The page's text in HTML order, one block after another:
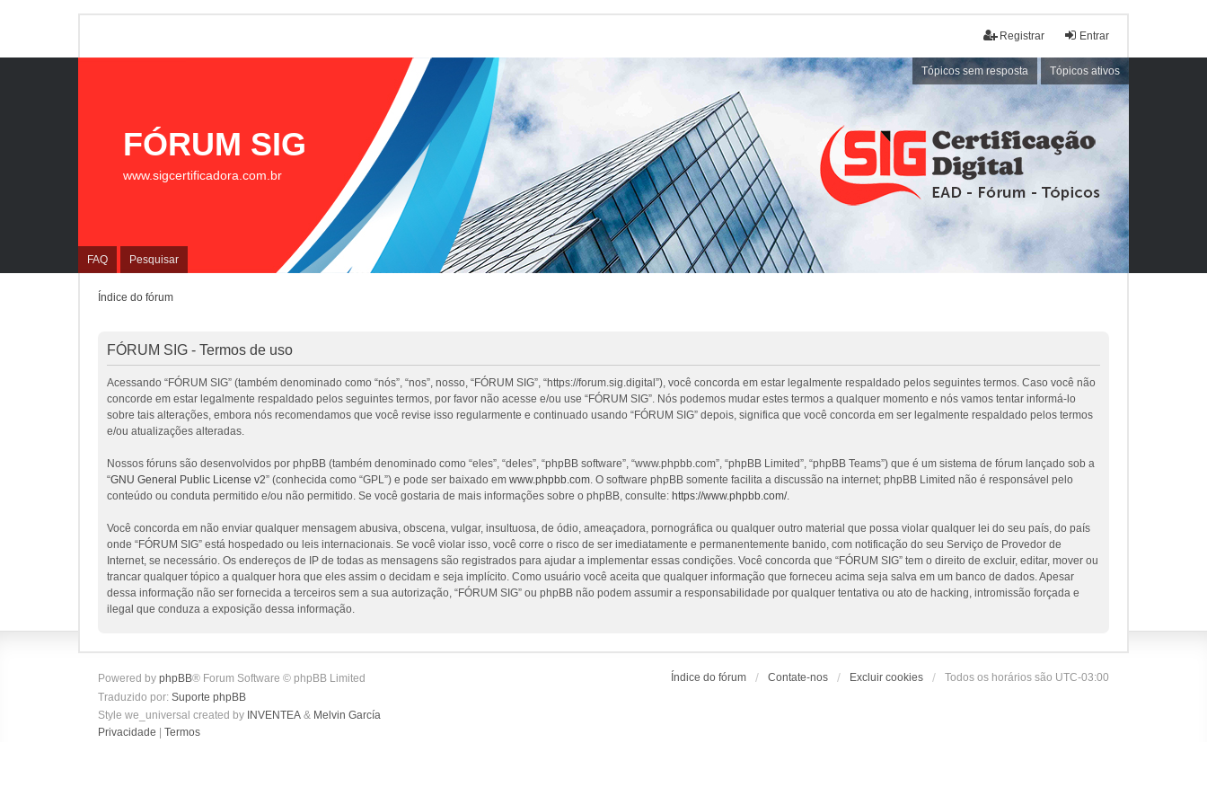
Entrar
Registrar
Tópicos sem resposta Tópicos ativos
FAQ Pesquisar
FÓRUM SIG
www.sigcertificadora.com.br
Índice do fórum
FÓRUM SIG - Termos de uso
Acessando “FÓRUM SIG” (também denominado como “nós”, “nos”, nosso, “FÓRUM SIG”, “https://forum.sig.digital”), você concorda em estar legalmente respaldado pelos seguintes termos. Caso você não
concorde em estar legalmente respaldado pelos seguintes termos, por favor não acesse e/ou use “FÓRUM SIG”. Nós podemos mudar estes termos a qualquer momento e nós vamos tentar informá-lo
sobre tais alterações, embora nós recomendamos que você revise isso regularmente e continuado usando “FÓRUM SIG” depois, significa que você concorda em ser legalmente respaldado pelos termos
e/ou atualizações alteradas.
Nossos fóruns são desenvolvidos por phpBB (também denominado como “eles”, “deles”, “phpBB software”, “www.phpbb.com”, “phpBB Limited”, “phpBB Teams”) que é um sistema de fórum lançado sob a
“GNU General Public License v2” (conhecida como “GPL”) e pode ser baixado em www.phpbb.com. O software phpBB somente facilita a discussão na internet; phpBB Limited não é responsável pelo
conteúdo ou conduta permitido e/ou não permitido. Se você gostaria de mais informações sobre o phpBB, consulte: https://www.phpbb.com/.
Você concorda em não enviar qualquer mensagem abusiva, obscena, vulgar, insultuosa, de ódio, ameaçadora, pornográfica ou qualquer outro material que possa violar qualquer lei do seu país, do país
onde “FÓRUM SIG” está hospedado ou leis internacionais. Se você violar isso, você corre o risco de ser imediatamente e permanentemente banido, com notificação do seu Serviço de Provedor de
Internet, se necessário. Os endereços de IP de todas as mensagens são registrados para ajudar a implementar essas condições. Você concorda que “FÓRUM SIG” tem o direito de excluir, editar, mover ou
trancar qualquer tópico a qualquer hora que eles assim o decidam e seja implícito. Como usuário você aceita que qualquer informação que forneceu acima seja salva em um banco de dados. Apesar
dessa informação não ser fornecida a terceiros sem a sua autorização, “FÓRUM SIG” ou phpBB não podem assumir a responsabilidade por qualquer tentativa ou ato de hacking, intromissão forçada e
ilegal que conduza a exposição dessa informação.
Índice do fórum Contate-nos Excluir cookies Todos os horários são UTC-03:00
Powered by phpBB® Forum Software © phpBB Limited
Traduzido por: Suporte phpBB
Style we_universal created by INVENTEA & Melvin García
Privacidade
Termos